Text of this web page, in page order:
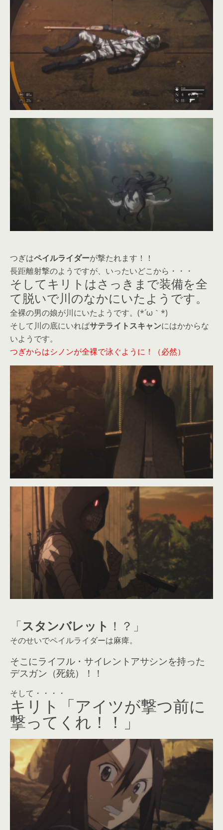
つぎはペイルライダーが撃たれます！！
長距離射撃のようですが、いったいどこから・・・
そしてキリトはさっきまで装備を全
て脱いで川のなかにいたようです。
全裸の男の娘が川にいたようです。(*´ω｀*)
そして川の底にいればサテライトスキャンにはかからな
いようです。
つぎからはシノンが全裸で泳ぐように！（必然）
「スタンバレット ！？」
そのせいでペイルライダーは麻痺。
そこにライフル・サイレントアサシンを持った
デスガン（死銃）！！
そして・・・・
キリト「アイツが撃つ前に
撃ってくれ！！」